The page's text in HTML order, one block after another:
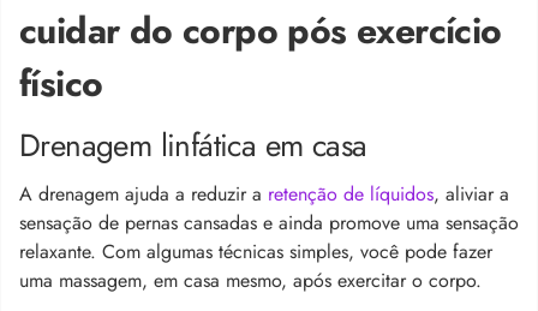
cuidar do corpo pós exercício
físico
Drenagem linfática em casa
A drenagem ajuda a reduzir a retenção de líquidos, aliviar a
sensação de pernas cansadas e ainda promove uma sensação
relaxante. Com algumas técnicas simples, você pode fazer
uma massagem, em casa mesmo, após exercitar o corpo.